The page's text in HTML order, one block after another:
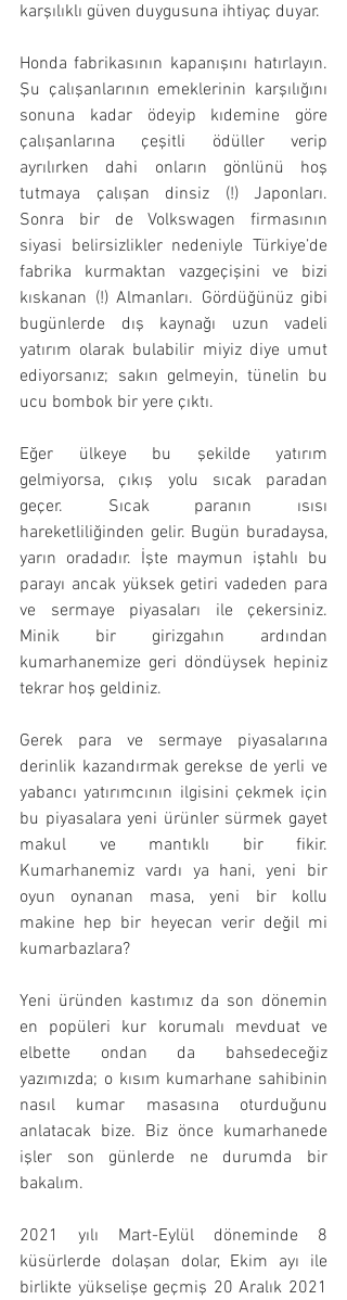
karşılıklı güven duygusuna ihtiyaç duyar.
Honda fabrikasının kapanışını hatırlayın.
Şu çalışanlarının emeklerinin karşılığını
sonuna kadar ödeyip kıdemine göre
çalışanlarına çeşitli ödüller verip
ayrılırken dahi onların gönlünü hoş
tutmaya çalışan dinsiz (!) Japonları.
Sonra bir de Volkswagen firmasının
siyasi belirsizlikler nedeniyle Türkiye’de
fabrika kurmaktan vazgeçişini ve bizi
kıskanan (!) Almanları. Gördüğünüz gibi
bugünlerde dış kaynağı uzun vadeli
yatırım olarak bulabilir miyiz diye umut
ediyorsanız; sakın gelmeyin, tünelin bu
ucu bombok bir yere çıktı.
Eğer ülkeye bu şekilde yatırım
gelmiyorsa, çıkış yolu sıcak paradan
geçer. Sıcak paranın ısısı
hareketliliğinden gelir. Bugün buradaysa,
yarın oradadır. İşte maymun iştahlı bu
parayı ancak yüksek getiri vadeden para
ve sermaye piyasaları ile çekersiniz.
Minik bir girizgahın ardından
kumarhanemize geri döndüysek hepiniz
tekrar hoş geldiniz.
Gerek para ve sermaye piyasalarına
derinlik kazandırmak gerekse de yerli ve
yabancı yatırımcının ilgisini çekmek için
bu piyasalara yeni ürünler sürmek gayet
makul ve mantıklı bir fikir.
Kumarhanemiz vardı ya hani, yeni bir
oyun oynanan masa, yeni bir kollu
makine hep bir heyecan verir değil mi
kumarbazlara?
Yeni üründen kastımız da son dönemin
en popüleri kur korumalı mevduat ve
elbette ondan da bahsedeceğiz
yazımızda; o kısım kumarhane sahibinin
nasıl kumar masasına oturduğunu
anlatacak bize. Biz önce kumarhanede
işler son günlerde ne durumda bir
bakalım.
2021 yılı Mart-Eylül döneminde 8
küsürlerde dolaşan dolar, Ekim ayı ile
birlikte yükselişe geçmiş 20 Aralık 2021